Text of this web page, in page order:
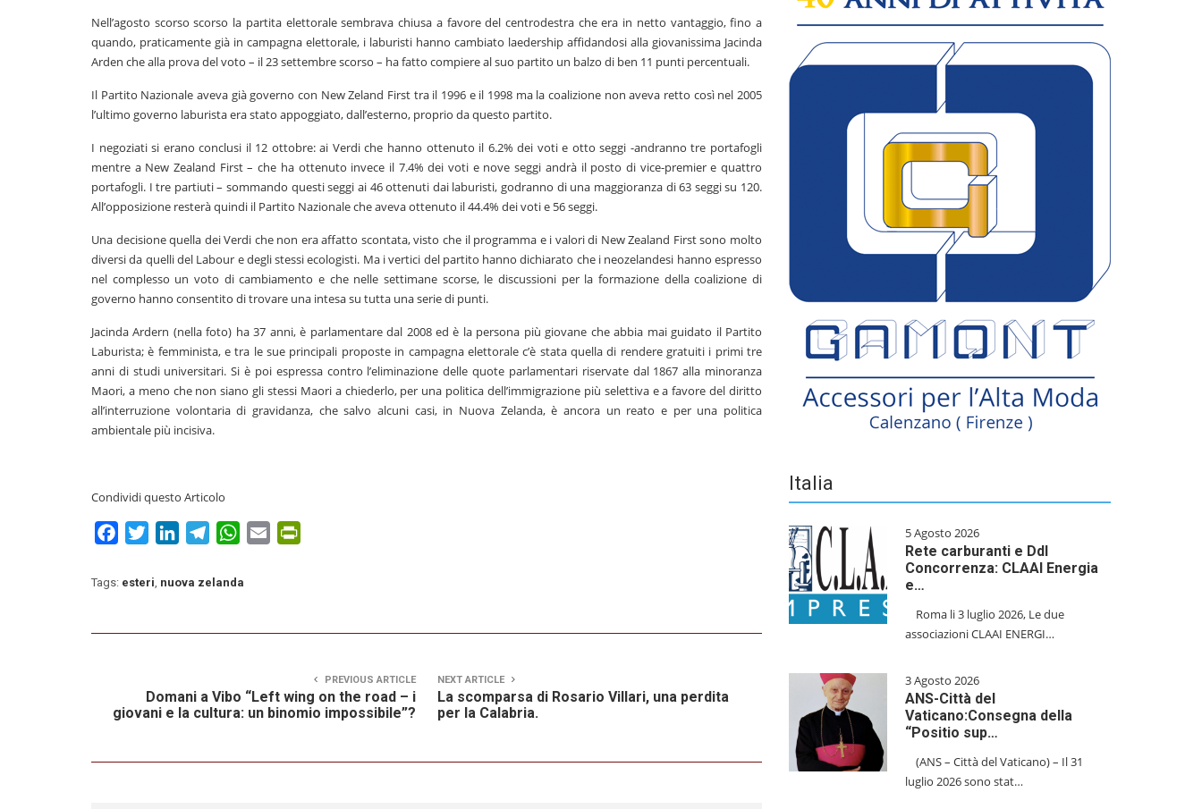
Nell’agosto scorso scorso la partita elettorale sembrava chiusa a favore del centrodestra che era in netto vantaggio, fino a
quando, praticamente già in campagna elettorale, i laburisti hanno cambiato laedership affidandosi alla giovanissima Jacinda
Arden che alla prova del voto – il 23 settembre scorso – ha fatto compiere al suo partito un balzo di ben 11 punti percentuali.
Il Partito Nazionale aveva già governo con New Zeland First tra il 1996 e il 1998 ma la coalizione non aveva retto così nel 2005
l’ultimo governo laburista era stato appoggiato, dall’esterno, proprio da questo partito.
I negoziati si erano conclusi il 12 ottobre: ai Verdi che hanno ottenuto il 6.2% dei voti e otto seggi -andranno tre portafogli
mentre a New Zealand First – che ha ottenuto invece il 7.4% dei voti e nove seggi andrà il posto di vice-premier e quattro
portafogli. I tre partiuti – sommando questi seggi ai 46 ottenuti dai laburisti, godranno di una maggioranza di 63 seggi su 120.
All’opposizione resterà quindi il Partito Nazionale che aveva ottenuto il 44.4% dei voti e 56 seggi.
Una decisione quella dei Verdi che non era affatto scontata, visto che il programma e i valori di New Zealand First sono molto
diversi da quelli del Labour e degli stessi ecologisti. Ma i vertici del partito hanno dichiarato che i neozelandesi hanno espresso
nel complesso un voto di cambiamento e che nelle settimane scorse, le discussioni per la formazione della coalizione di
governo hanno consentito di trovare una intesa su tutta una serie di punti.
Jacinda Ardern (nella foto) ha 37 anni, è parlamentare dal 2008 ed è la persona più giovane che abbia mai guidato il Partito
Laburista; è femminista, e tra le sue principali proposte in campagna elettorale c’è stata quella di rendere gratuiti i primi tre
anni di studi universitari. Si è poi espressa contro l’eliminazione delle quote parlamentari riservate dal 1867 alla minoranza
Maori, a meno che non siano gli stessi Maori a chiederlo, per una politica dell’immigrazione più selettiva e a favore del diritto
all’interruzione volontaria di gravidanza, che salvo alcuni casi, in Nuova Zelanda, è ancora un reato e per una politica
ambientale più incisiva.
Condividi questo Articolo
FacebookTwitterLinkedInTelegramWhatsApp
Email
Tags: esteri, nuova zelanda
PREVIOUS ARTICLE
Domani a Vibo “Left wing on the road – i
giovani e la cultura: un binomio impossibile”?
NEXT ARTICLE
La scomparsa di Rosario Villari, una perdita
per la Calabria.
Italia
5 Agosto 2026
Rete carburanti e Ddl
Concorrenza: CLAAI Energia
e…
​Roma li 3 luglio 2026, Le due
associazioni CLAAI ENERGI…
3 Agosto 2026
ANS-Città del
Vaticano:Consegna della
“Positio sup…
(ANS – Città del Vaticano) – Il 31
luglio 2026 sono stat…